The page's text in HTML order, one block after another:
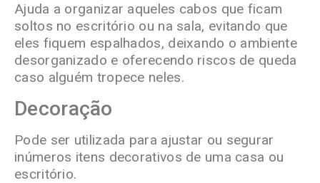
Ajuda a organizar aqueles cabos que ficam
soltos no escritório ou na sala, evitando que
eles fiquem espalhados, deixando o ambiente
desorganizado e oferecendo riscos de queda
caso alguém tropece neles.
Decoração
Pode ser utilizada para ajustar ou segurar
inúmeros itens decorativos de uma casa ou
escritório.